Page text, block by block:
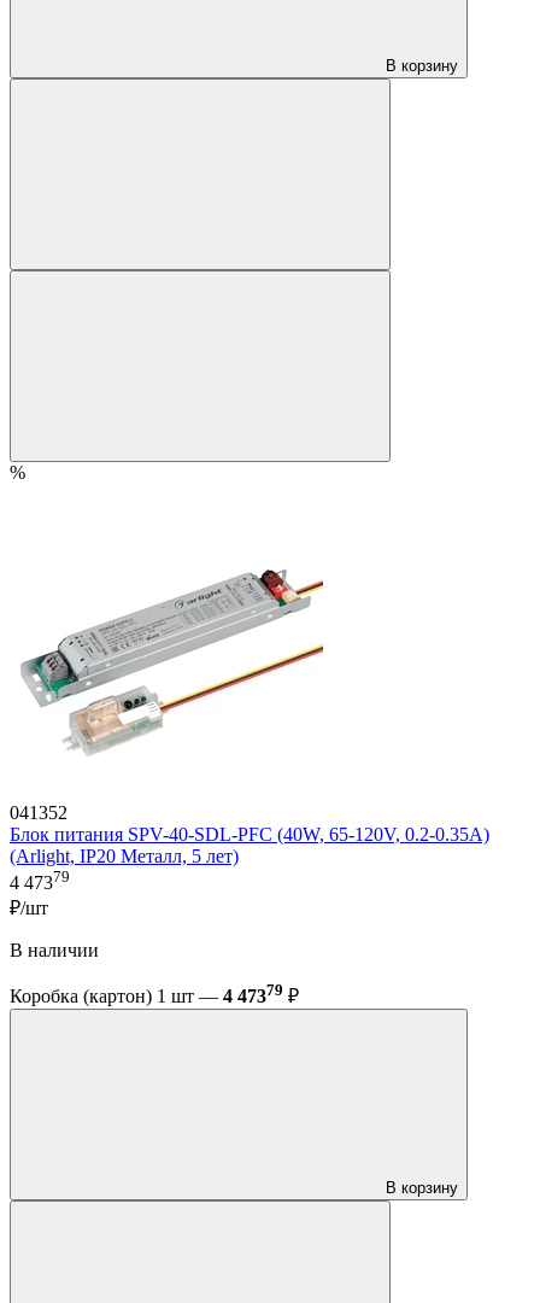
В корзину
%
041352
Блок питания SPV-40-SDL-PFC (40W, 65-120V, 0.2-0.35A)
(Arlight, IP20 Металл, 5 лет)
4 47379
₽/шт
В наличии
Коробка (картон) 1 шт — 4 47379 ₽
В корзину